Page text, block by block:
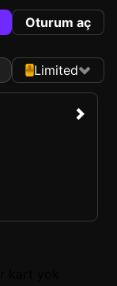
Oturum aç
Limited